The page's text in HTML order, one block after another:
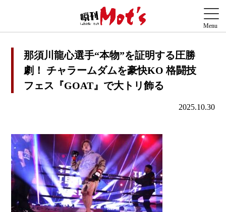
那須川龍心選手“本物”を証明する圧勝
劇！ チャラームダムを豪快KO 格闘技
フェス『GOAT』で大トリ飾る
2025.10.30